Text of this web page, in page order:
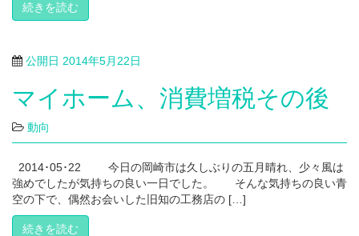
続きを読む
公開日 2014年5月22日
マイホーム、消費増税その後
動向
2014･05･22 今日の岡崎市は久しぶりの五月晴れ、少々風は
強めでしたが気持ちの良い一日でした。 そんな気持ちの良い青
空の下で、偶然お会いした旧知の工務店の […]
続きを読む